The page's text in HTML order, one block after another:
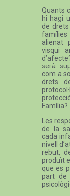
Quants
hi hagi
de
famílies
alienat
visqui
serà
com a
drets
Família?
Les
de la
cada
nivell
rebut,
produït
que es
part de